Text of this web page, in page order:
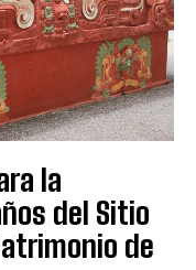
la
del Sitio
de